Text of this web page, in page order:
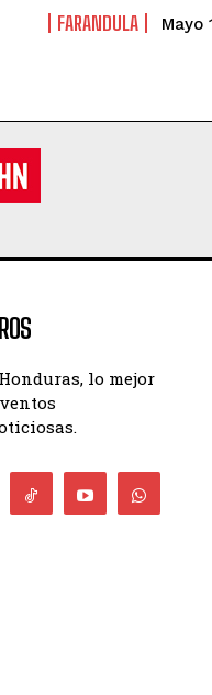
FARANDULA Mayo
lo mejor